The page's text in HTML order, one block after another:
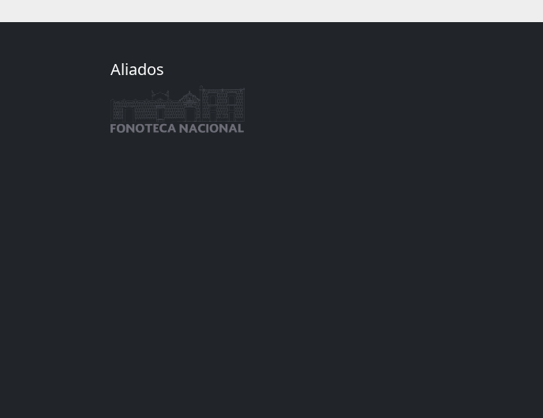
Aliados